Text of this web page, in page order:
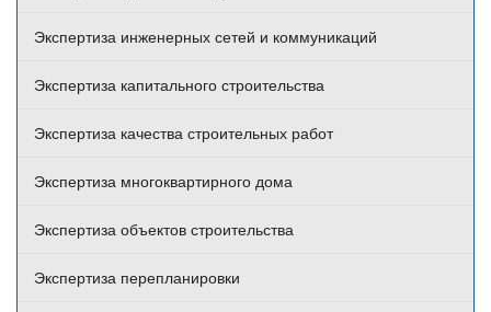
Экспертиза инженерных сетей и коммуникаций
Экспертиза капитального строительства
Экспертиза качества строительных работ
Экспертиза многоквартирного дома
Экспертиза объектов строительства
Экспертиза перепланировки